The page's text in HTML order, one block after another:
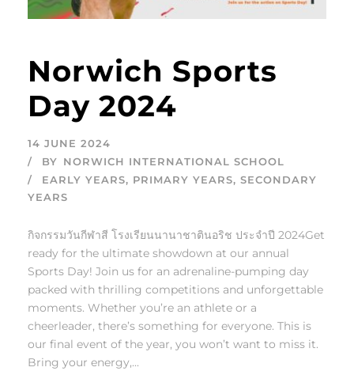
Norwich Sports
Day 2024
14 JUNE 2024
BY NORWICH INTERNATIONAL SCHOOL
EARLY YEARS, PRIMARY YEARS, SECONDARY
YEARS
กิจกรรมวันกีฬาสี โรงเรียนนานาชาตินอริช ประจำปี 2024Get
ready for the ultimate showdown at our annual
Sports Day! Join us for an adrenaline-pumping day
packed with thrilling competitions and unforgettable
moments. Whether you’re an athlete or a
cheerleader, there’s something for everyone. This is
our final event of the year, you won’t want to miss it.
Bring your energy,...